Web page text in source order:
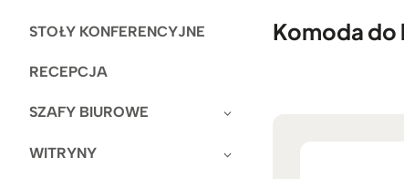
STOŁY KONFERENCYJNE
RECEPCJA
SZAFY BIUROWE
WITRYNY
Komoda do